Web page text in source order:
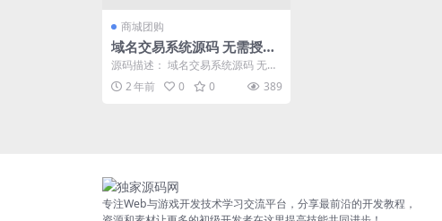
商城团购
域名交易系统源码 无需授权
即可正常使用，附带后台功
能
源码描述： 域名交易系统源码 无需
授权即可正常使用，附带后台功能
源码截图：
2 年前 0 0 389
专注Web与游戏开发技术学习交流平台，分享最前沿的开发教程，